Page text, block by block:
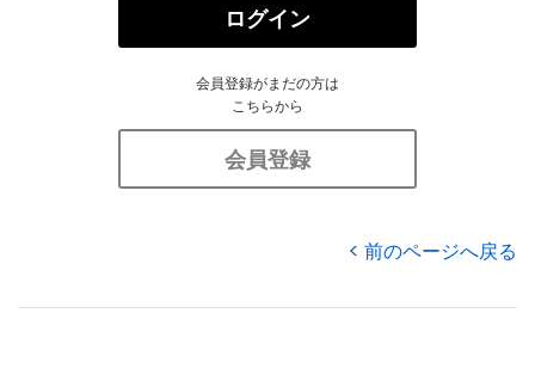
ログイン
会員登録がまだの方は
こちらから
会員登録
前のページへ戻る